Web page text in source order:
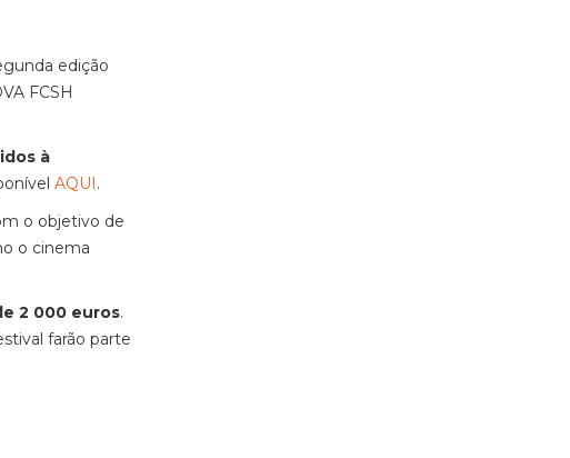
edição
FCSH
à
AQUI.
o objetivo de
o cinema
2 000 euros.
farão parte